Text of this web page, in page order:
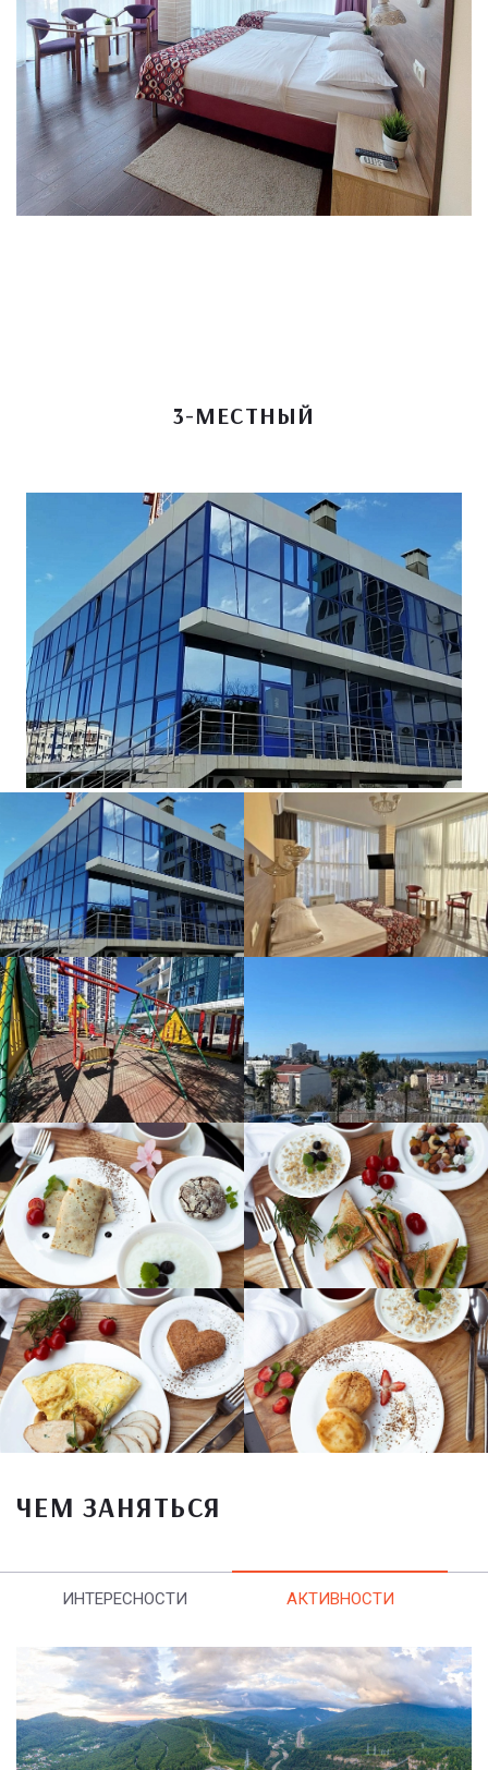
3-МЕСТНЫЙ
ЧЕМ ЗАНЯТЬСЯ
ИНТЕРЕСНОСТИ АКТИВНОСТИ